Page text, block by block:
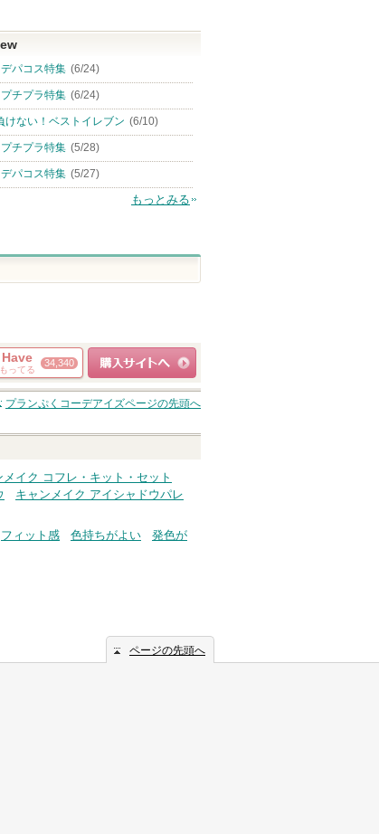
パコス特集 (6/24)
チプラ特集 (6/24)
けない！ベストイレブン (6/10)
チプラ特集 (5/28)
パコス特集 (5/27)
もっとみる
Have
もってる
34,340
ショッピングサイト
へ
プランぷくコーデアイズページの先頭へ
メイク コフレ・キット・セット
キャンメイク アイシャドウパレ
フィット感 色持ちがよい
発色が
ページの先頭へ